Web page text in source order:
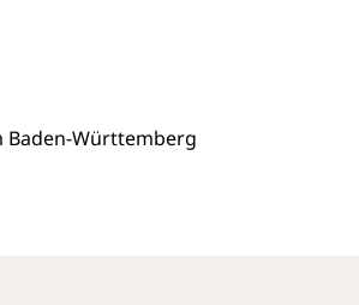
Württemberg